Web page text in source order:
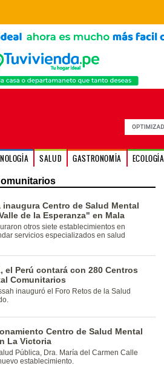
SALUD GASTRONOMÍA ECOLOGÍA
inaugura Centro de Salud Mental
de la Esperanza" en Mala
otros siete establecimientos en
servicios especializados en salud
el Perú contará con 280 Centros
Comunitarios
inauguró el Foro Retos de la Salud
Centro de Salud Mental
La Victoria
Pública, Dra. María del Carmen Calle
establecimiento.